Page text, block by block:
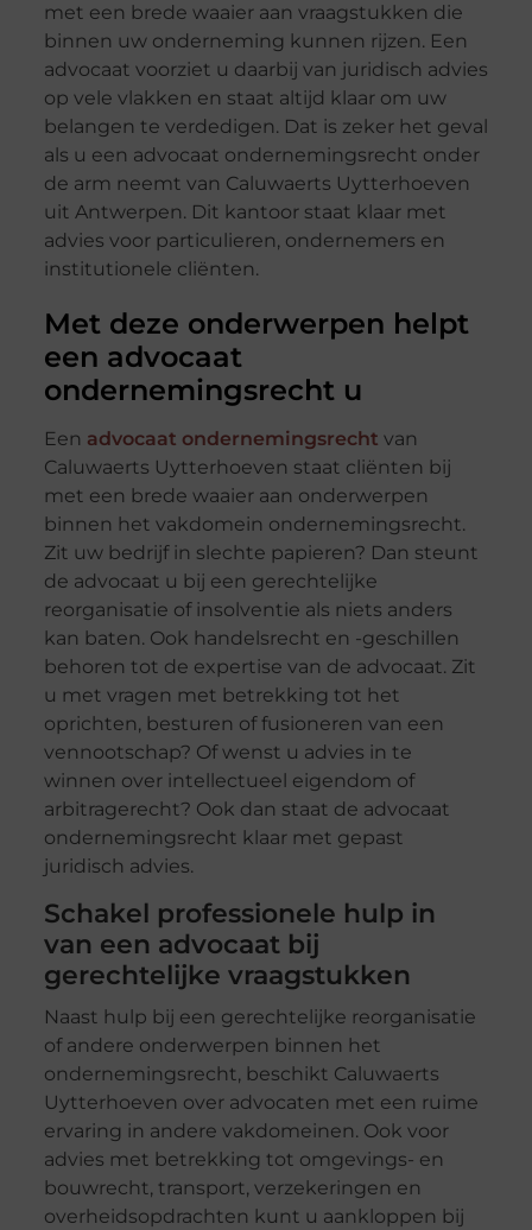
met een brede waaier aan vraagstukken die
binnen uw onderneming kunnen rijzen. Een
advocaat voorziet u daarbij van juridisch advies
op vele vlakken en staat altijd klaar om uw
belangen te verdedigen. Dat is zeker het geval
als u een advocaat ondernemingsrecht onder
de arm neemt van Caluwaerts Uytterhoeven
uit Antwerpen. Dit kantoor staat klaar met
advies voor particulieren, ondernemers en
institutionele cliënten.
Met deze onderwerpen helpt
een advocaat
ondernemingsrecht u
Een advocaat ondernemingsrecht van
Caluwaerts Uytterhoeven staat cliënten bij
met een brede waaier aan onderwerpen
binnen het vakdomein ondernemingsrecht.
Zit uw bedrijf in slechte papieren? Dan steunt
de advocaat u bij een gerechtelijke
reorganisatie of insolventie als niets anders
kan baten. Ook handelsrecht en -geschillen
behoren tot de expertise van de advocaat. Zit
u met vragen met betrekking tot het
oprichten, besturen of fusioneren van een
vennootschap? Of wenst u advies in te
winnen over intellectueel eigendom of
arbitragerecht? Ook dan staat de advocaat
ondernemingsrecht klaar met gepast
juridisch advies.
Schakel professionele hulp in
van een advocaat bij
gerechtelijke vraagstukken
Naast hulp bij een gerechtelijke reorganisatie
of andere onderwerpen binnen het
ondernemingsrecht, beschikt Caluwaerts
Uytterhoeven over advocaten met een ruime
ervaring in andere vakdomeinen. Ook voor
advies met betrekking tot omgevings- en
bouwrecht, transport, verzekeringen en
overheidsopdrachten kunt u aankloppen bij